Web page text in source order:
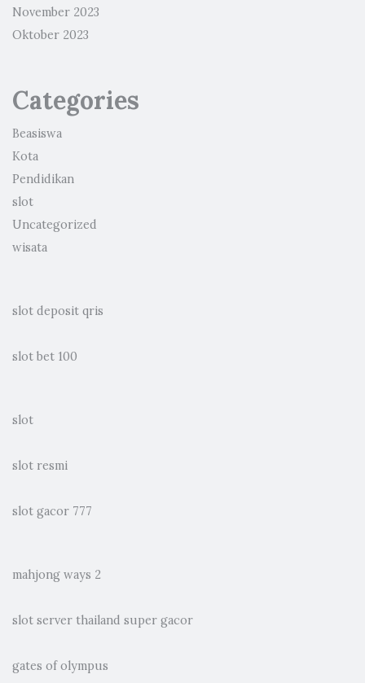
November 2023
Oktober 2023
Categories
Beasiswa
Kota
Pendidikan
slot
Uncategorized
wisata
slot deposit qris
slot bet 100
slot
slot resmi
slot gacor 777
mahjong ways 2
slot server thailand super gacor
gates of olympus